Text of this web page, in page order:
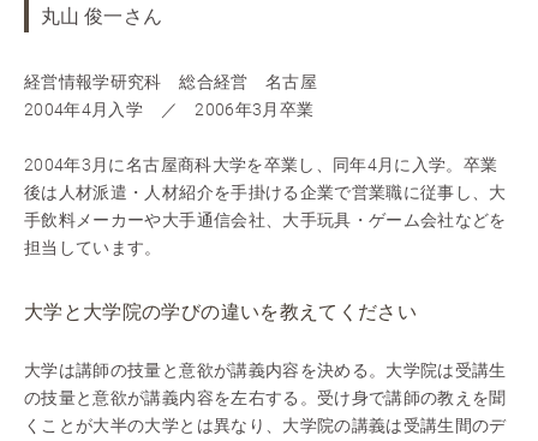
丸山 俊一さん
経営情報学研究科 総合経営 名古屋
2004年4月入学 ／ 2006年3月卒業
2004年3月に名古屋商科大学を卒業し、同年4月に入学。卒業
後は人材派遣・人材紹介を手掛ける企業で営業職に従事し、大
手飲料メーカーや大手通信会社、大手玩具・ゲーム会社などを
担当しています。
大学と大学院の学びの違いを教えてください
大学は講師の技量と意欲が講義内容を決める。大学院は受講生
の技量と意欲が講義内容を左右する。受け身で講師の教えを聞
くことが大半の大学とは異なり、大学院の講義は受講生間のデ